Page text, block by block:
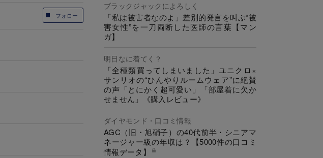
フォロー
ブラックジャックによろしく
「私は被害者なのよ」差別的発言を叫ぶ“被
害女性”を一刀両断した医師の言葉【マン
ガ】
明日なに着てく？
「全種類買ってしまいました」ユニクロ×
サンリオの“ひんやりルームウェア”に絶賛
の声「とにかく超可愛い」「部屋着に欠か
せません」《購入レビュー》
ダイヤモンド・口コミ情報
AGC（旧・旭硝子）の40代前半・シニアマ
ネージャー級の年収は？【5000件の口コミ
情報データ】